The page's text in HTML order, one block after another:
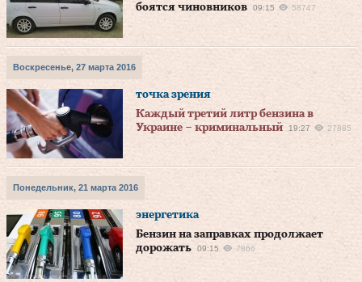
боятся чиновников
09:15 58747
Воскресенье, 27 марта 2016
точка зрения
Каждый третий литр бензина в
Украине – криминальный
19:27 27885
Понедельник, 21 марта 2016
энергетика
Бензин на заправках продолжает
дорожать
09:15 7866